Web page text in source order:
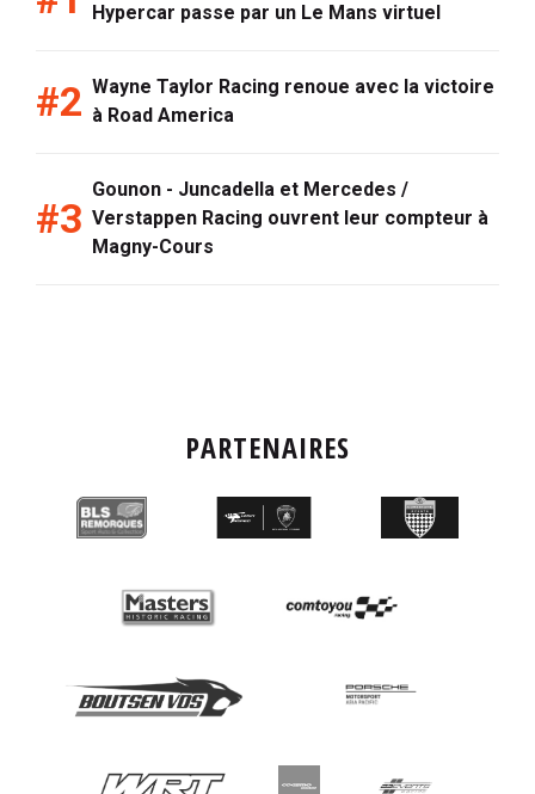
Hypercar passe par un Le Mans virtuel
Wayne Taylor Racing renoue avec la victoire
à Road America
Gounon - Juncadella et Mercedes /
Verstappen Racing ouvrent leur compteur à
Magny-Cours
PARTENAIRES